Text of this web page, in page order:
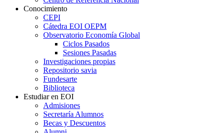
Conocimiento
CEPI
Cátedra EOI OEPM
Observatorio Economía Global
Ciclos Pasados
Sesiones Pasadas
Investigaciones propias
Repositorio savia
Fundesarte
Biblioteca
Estudiar en EOI
Admisiones
Secretaría Alumnos
Becas y Descuentos